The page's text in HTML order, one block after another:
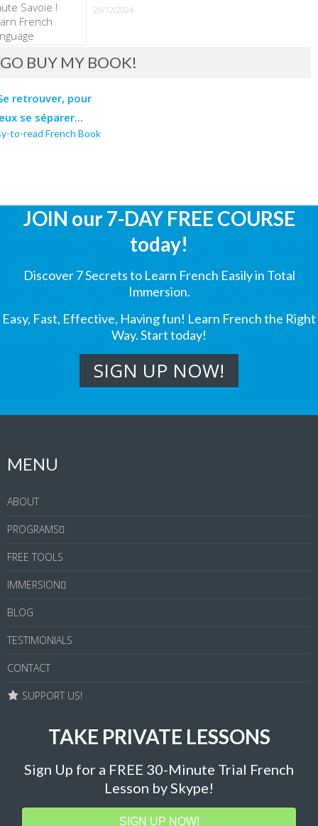
29/12/2024
GO BUY MY BOOK!
to-read French Book
JOIN our 7-DAY FREE COURSE
today!
Discover 7 Secrets to Learn French Easily in Total
Immersion.
Easy, Fast, Effective, Having fun! Learn French the Right
Way. Start today!
MENU
ABOUT
PROGRAMS
FREE TOOLS
IMMERSION
BLOG
TESTIMONIALS
CONTACT
SUPPORT US!
TAKE PRIVATE LESSONS
Sign Up for a FREE 30-Minute Trial French
Lesson by Skype!
SIGN UP NOW!